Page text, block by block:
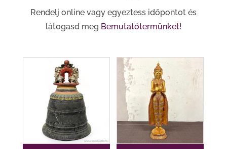
Rendelj online vagy egyeztess időpontot és
látogasd meg Bemutatótermünket!